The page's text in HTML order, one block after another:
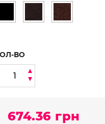
ВО
674.36 грн